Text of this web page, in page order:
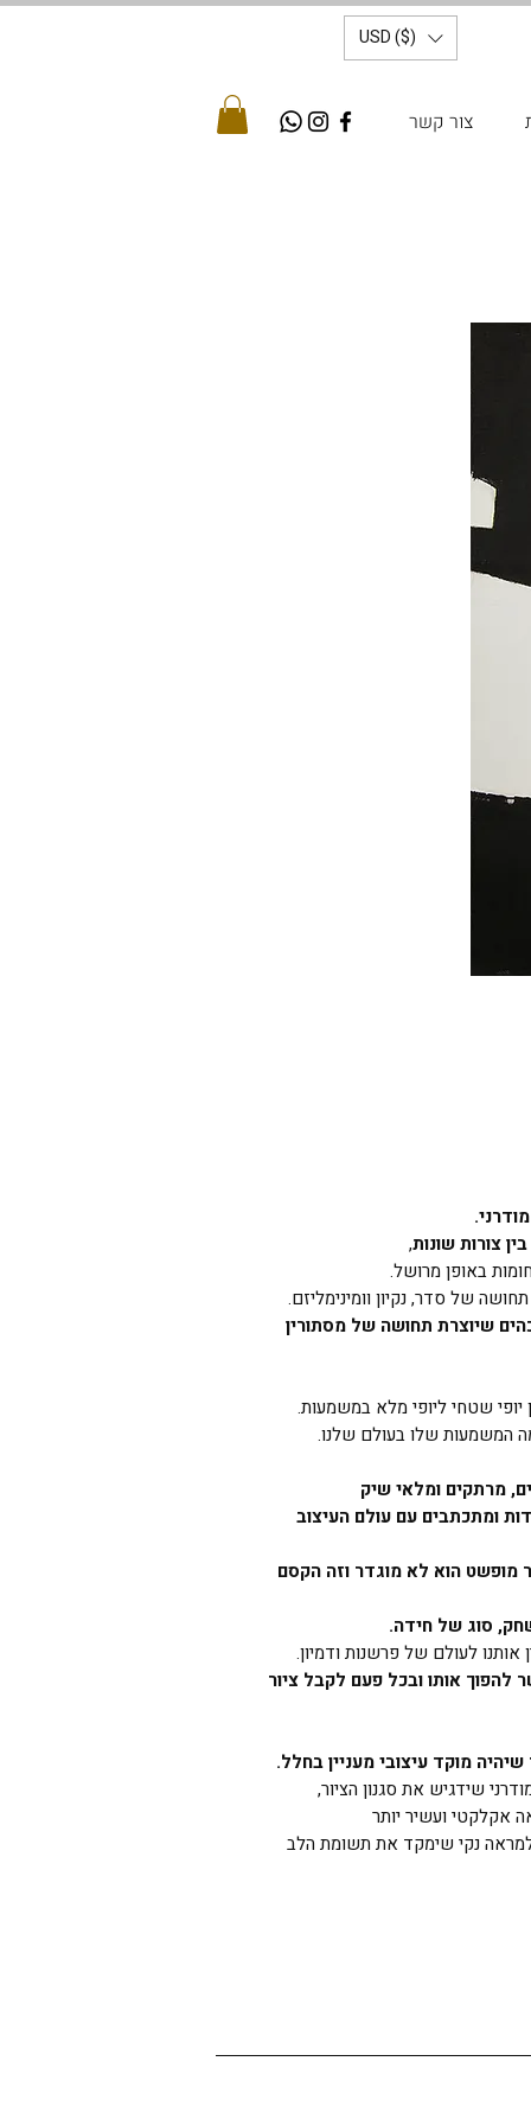
USD ($)
צור קשר
צורות שונות,
באופן מרושל.
של סדר, נקיון וומינימליזם.
שיוצרת תחושה של מסתורין
יופי שטחי ליופי מלא במשמעות.
המשמעות שלו בעולם שלנו.
מרתקים ומלאי שיק
ומתכתבים עם עולם העיצוב
מופשט הוא לא מוגדר וזה הקסם
סוג של חידה.
לעולם של פרשנות ודמיון.
להפוך אותו ובכל פעם לקבל ציור
מוקד עיצובי מעניין בחלל.
שידגיש את סגנון הציור,
אקלקטי ועשיר יותר
למראה נקי שימקד את תשומת הלב